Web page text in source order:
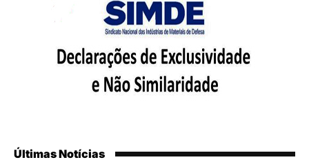
Últimas Notícias